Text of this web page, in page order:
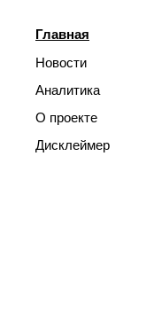
Главная
Новости
Аналитика
О проекте
Дисклеймер